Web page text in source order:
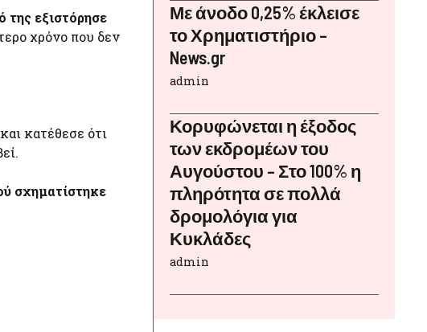
της εξιστόρησε
χρόνο που δεν
κατέθεσε ότι
σχηματίστηκε
Με άνοδο 0,25% έκλεισε
το Χρηματιστήριο –
News.gr
admin
Κορυφώνεται η έξοδος
των εκδρομέων του
Αυγούστου – Στο 100% η
πληρότητα σε πολλά
δρομολόγια για
Κυκλάδες
admin